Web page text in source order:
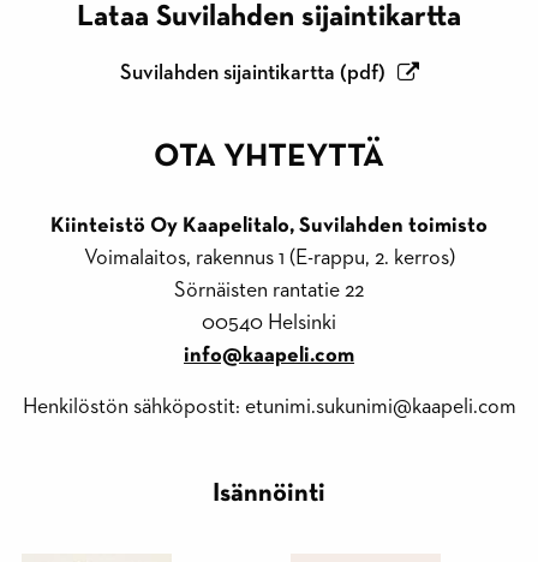
Lataa Suvilahden sijaintikartta
Suvilahden sijaintikartta (pdf)
OTA YHTEYTTÄ
Kiinteistö Oy Kaapelitalo, Suvilahden toimisto
Voimalaitos, rakennus 1 (E-rappu, 2. kerros)
Sörnäisten rantatie 22
00540 Helsinki
info@kaapeli.com
Henkilöstön sähköpostit: etunimi.sukunimi@kaapeli.com
Isännöinti